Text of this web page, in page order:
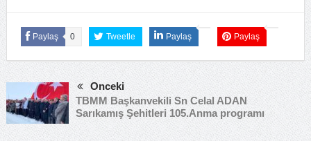
Paylaş 0 Tweetle Paylaş Paylaş
Önceki
TBMM Başkanvekili Sn Celal ADAN
Sarıkamış Şehitleri 105.Anma programı